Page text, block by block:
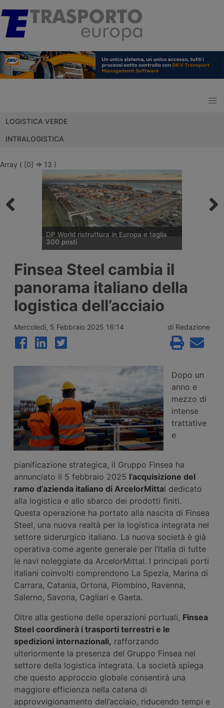
LOGISTICA VERDE
INTRALOGISTICA
Array ( [0] => 13 )
DP World ristruttura in Europa e taglia
300 posti
attività europee dopo l’uscita di tre dirigenti
senior, mentre Londra e Anversa registrano
volumi record e il gruppo prosegue gli
investimenti tra Svizzera, Golfo, Siria e
Regno Unito.
Finsea Steel cambia il
panorama italiano della
logistica dell’acciaio
Mercoledì, 5 Febbraio 2025 16:14 di Redazione
Dopo un
anno e
mezzo di
intense
trattative
e
pianificazione strategica, il Gruppo Finsea ha
annunciato il 5 febbraio 2025 l’acquisizione del
ramo d’azienda italiano di ArcelorMittal dedicato
alla logistica e allo sbarco dei prodotti finiti.
Questa operazione ha portato alla nascita di Finsea
Steel, una nuova realtà per la logistica integrata nel
settore siderurgico italiano. La nuova società è già
operativa come agente generale per l’Italia di tutte
le navi noleggiate da ArcelorMittal. I principali porti
italiani coinvolti comprendono La Spezia, Marina di
Carrara, Catania, Ortona, Piombino, Ravenna,
Salerno, Savona, Cagliari e Gaeta.
Oltre alla gestione delle operazioni portuali, Finsea
Steel coordinerà i trasporti terrestri e le
spedizioni internazionali, rafforzando
ulteriormente la presenza del Gruppo Finsea nel
settore della logistica integrata. La società spiega
che questo approccio globale consentirà una
maggiore efficienza nella catena di
approvvigionamento dell’acciaio, riducendo tempi e